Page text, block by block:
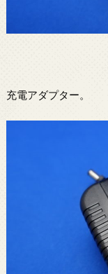
充電アダプター。